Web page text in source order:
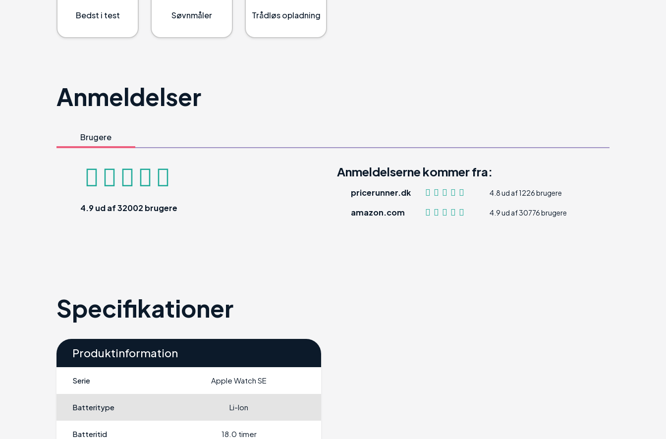
Bedst i test Søvnmåler Trådløs opladning
Anmeldelser
Brugere
4.9ud af32002 brugere
Anmeldelserne kommer fra:
pricerunner.dk 4.8 ud af 1226 brugere
amazon.com 4.9 ud af 30776 brugere
Specifikationer
Produktinformation
Serie Apple Watch SE
Batteritype Li-Ion
Batteritid 18.0 timer